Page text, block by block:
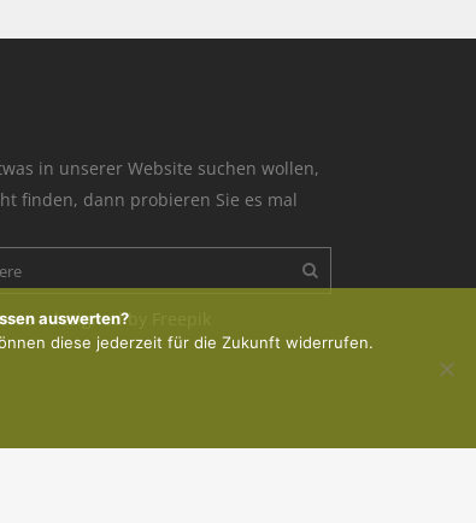
in unserer Website suchen wollen,
finden, dann probieren Sie es mal
: designed by Freepik
auswerten?
diese jederzeit für die Zukunft widerrufen.